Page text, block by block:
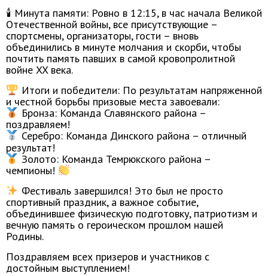
🕯 Минута памяти: Ровно в 12:15, в час начала Великой
Отечественной войны, все присутствующие –
спортсмены, организаторы, гости – вновь
объединились в минуте молчания и скорби, чтобы
почтить память павших в самой кровопролитной
войне XX века.
Итоги и победители: По результатам напряженной
и честной борьбы призовые места завоевали:
Бронза: Команда Славянского района –
поздравляем!
Серебро: Команда Динского района – отличный
результат!
Золото: Команда Темрюкского района –
чемпионы!
Фестиваль завершился! Это был не просто
спортивный праздник, а важное событие,
объединившее физическую подготовку, патриотизм и
вечную память о героическом прошлом нашей
Родины.
Поздравляем всех призеров и участников с
достойным выступлением!